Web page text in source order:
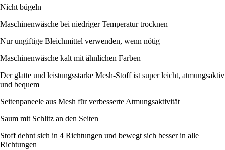
Nicht bügeln
Maschinenwäsche bei niedriger Temperatur trocknen
Nur ungiftige Bleichmittel verwenden, wenn nötig
Maschinenwäsche kalt mit ähnlichen Farben
Der glatte und leistungsstarke Mesh-Stoff ist super leicht, atmungsaktiv
und bequem
Seitenpaneele aus Mesh für verbesserte Atmungsaktivität
Saum mit Schlitz an den Seiten
Stoff dehnt sich in 4 Richtungen und bewegt sich besser in alle
Richtungen